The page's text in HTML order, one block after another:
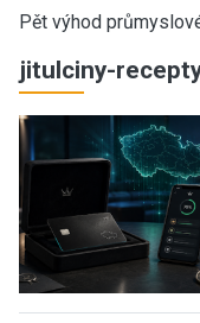
Pět výhod
jitulciny-